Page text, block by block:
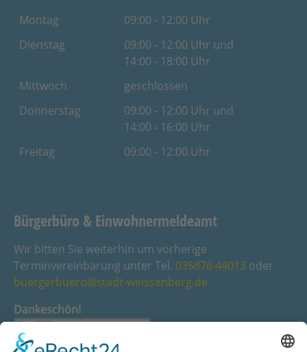
Montag
09:00 - 12:00 Uhr
Dienstag
09:00 - 12:00 Uhr und
14:00 - 18:00 Uhr
Mittwoch
geschlossen
Donnerstag
09:00 - 12:00 Uhr und
14:00 - 16:00 Uhr
Freitag
09:00 - 12:00 Uhr
Bürgerbüro & Einwohnermeldeamt
Wir bitten Sie weiterhin um vorherige
Terminvereinbarung unter Tel. 035876 44013 oder
buergerbuero@stadt-weissenberg.de
Dankeschön!